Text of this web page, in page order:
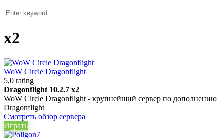
x2
WoW Circle Dragonflight
5,0 rating
Dragonflight 10.2.7 x2
WoW Circle Dragonflight - крупнейший сервер по дополнению
Dragonflight
Смотреть обзор сервера
Играть